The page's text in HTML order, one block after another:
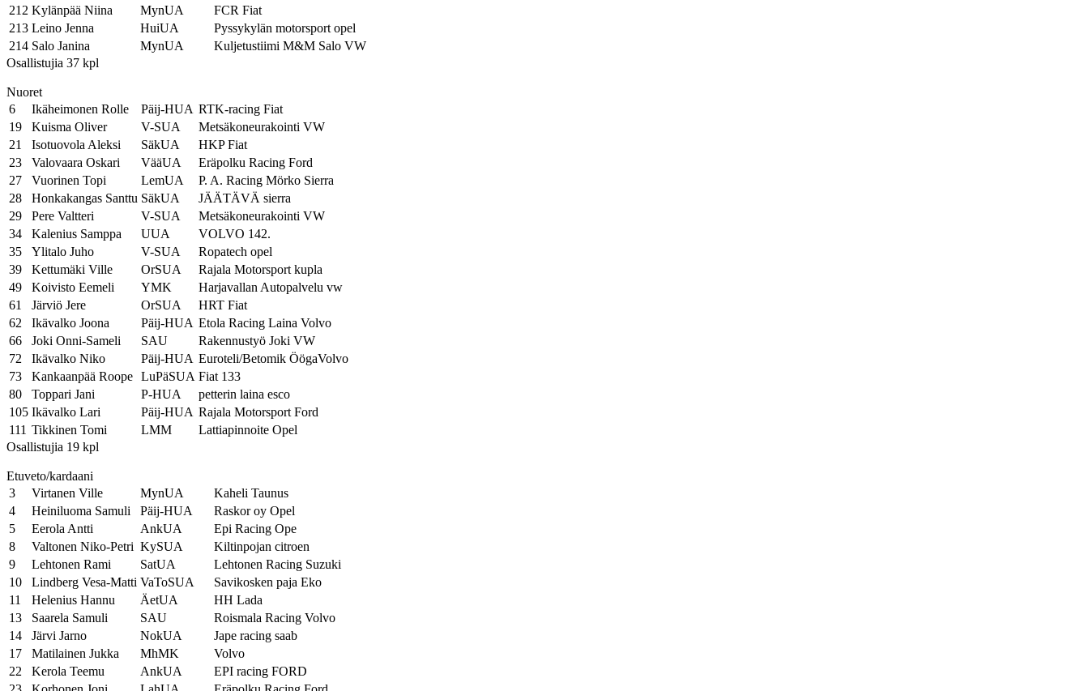
212 Kylänpää Niina MynUA
FCR Fiat
213 Leino Jenna HuiUA
Pyssykylän motorsport opel
214 Salo Janina MynUA
Kuljetustiimi M&M Salo VW
Osallistujia 37 kpl
Nuoret
6
Ikäheimonen Rolle Päij-HUA RTK-racing Fiat
19
Kuisma Oliver V-SUA
Metsäkoneurakointi VW
21
Isotuovola Aleksi SäkUA
HKP Fiat
23
Valovaara Oskari VääUA
Eräpolku Racing Ford
27
Vuorinen Topi LemUA
P. A. Racing Mörko Sierra
28
Honkakangas Santtu SäkUA
JÄÄTÄVÄ sierra
29
Pere Valtteri V-SUA
Metsäkoneurakointi VW
34
Kalenius Samppa UUA
VOLVO 142.
35
Ylitalo Juho V-SUA
Ropatech opel
39
Kettumäki Ville OrSUA
Rajala Motorsport kupla
49
Koivisto Eemeli YMK
Harjavallan Autopalvelu vw
61
Järviö Jere OrSUA
HRT Fiat
62
Ikävalko Joona Päij-HUA Etola Racing Laina Volvo
66
Joki Onni-Sameli SAU
Rakennustyö Joki VW
72
Ikävalko Niko Päij-HUA Euroteli/Betomik ÖögaVolvo
73
Kankaanpää Roope LuPäSUA Fiat 133
80
Toppari Jani P-HUA
petterin laina esco
105 Ikävalko Lari Päij-HUA Rajala Motorsport Ford
111 Tikkinen Tomi LMM
Lattiapinnoite Opel
Osallistujia 19 kpl
Etuveto/kardaani
3
Virtanen Ville MynUA
Kaheli Taunus
4
Heiniluoma Samuli Päij-HUA
Raskor oy Opel
5
Eerola Antti AnkUA
Epi Racing Ope
8
Valtonen Niko-Petri KySUA
Kiltinpojan citroen
9
Lehtonen Rami SatUA
Lehtonen Racing Suzuki
10
Lindberg Vesa-Matti VaToSUA
Savikosken paja Eko
11
Helenius Hannu ÄetUA
HH Lada
13
Saarela Samuli SAU
Roismala Racing Volvo
14
Järvi Jarno NokUA
Jape racing saab
17
Matilainen Jukka MhMK
Volvo
22
Kerola Teemu AnkUA
EPI racing FORD